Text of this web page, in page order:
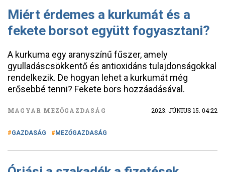
Miért érdemes a kurkumát és a
fekete borsot együtt fogyasztani?
A kurkuma egy aranyszínű fűszer, amely
gyulladáscsökkentő és antioxidáns tulajdonságokkal
rendelkezik. De hogyan lehet a kurkumát még
erősebbé tenni? Fekete bors hozzáadásával.
MAGYAR MEZŐGAZDASÁG 2023. JÚNIUS 15. 04:22
GAZDASÁG MEZŐGAZDASÁG